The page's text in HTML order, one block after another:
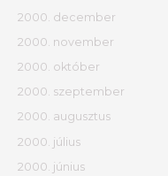
2000. december
2000. november
2000. október
2000. szeptember
2000. augusztus
2000. július
2000. június